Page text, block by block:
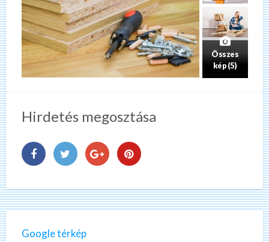
Összes
kép (5)
Hirdetés megosztása
Google térkép